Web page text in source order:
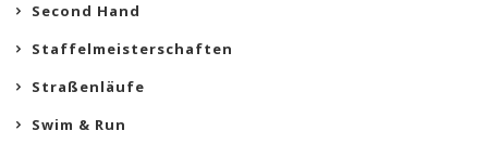
Second Hand
Staffelmeisterschaften
Straßenläufe
Swim & Run